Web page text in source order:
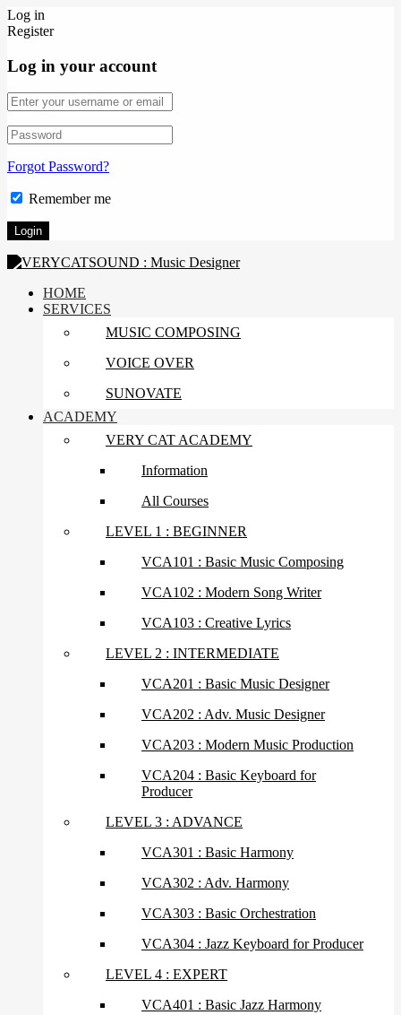
Log in
Register
Log in your account
Forgot Password?
Remember me
HOME
SERVICES
MUSIC COMPOSING
VOICE OVER
SUNOVATE
ACADEMY
VERY CAT ACADEMY
Information
All Courses
LEVEL 1 : BEGINNER
VCA101 : Basic Music Composing
VCA102 : Modern Song Writer
VCA103 : Creative Lyrics
LEVEL 2 : INTERMEDIATE
VCA201 : Basic Music Designer
VCA202 : Adv. Music Designer
VCA203 : Modern Music Production
VCA204 : Basic Keyboard for
Producer
LEVEL 3 : ADVANCE
VCA301 : Basic Harmony
VCA302 : Adv. Harmony
VCA303 : Basic Orchestration
VCA304 : Jazz Keyboard for Producer
LEVEL 4 : EXPERT
VCA401 : Basic Jazz Harmony